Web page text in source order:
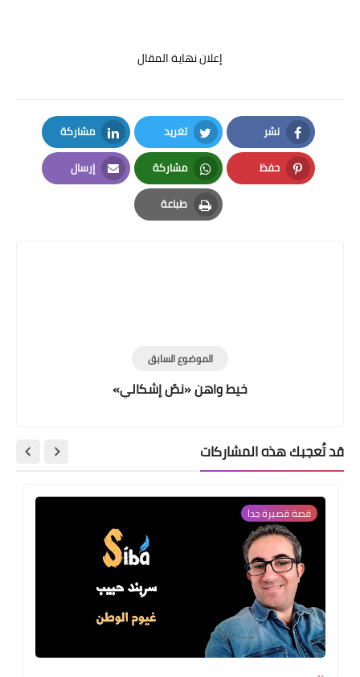
إعلان نهاية المقال
نشر
Facebook
تغريد
Twitter
مشاركة
LinkedIn
حفظ
Pinterest
مشاركة
Whatsapp
إرسال
Email
طباعة
Print
الموضوع السابق
خيط واهن «نصّ إشكالي»
قد تُعجبك هذه المشاركات
قصة قصيرة جدا